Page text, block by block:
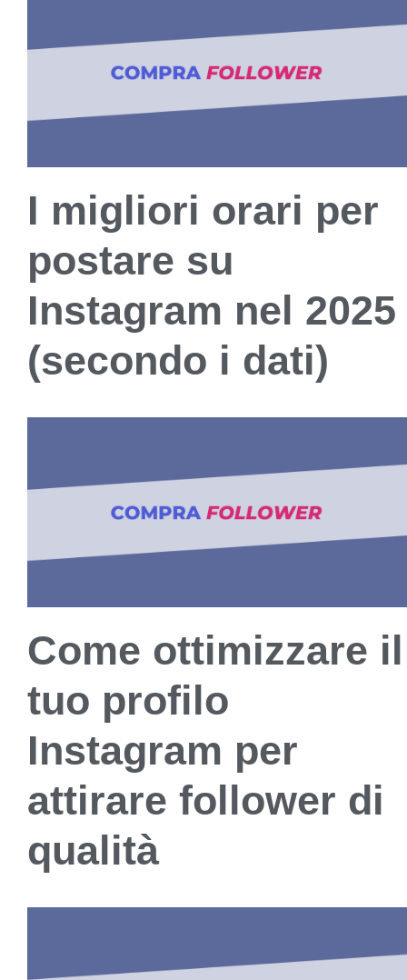
I migliori orari per
postare su
Instagram nel 2025
(secondo i dati)
Come ottimizzare il
tuo profilo
Instagram per
attirare follower di
qualità